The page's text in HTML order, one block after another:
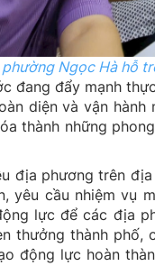
Ngọc Hà hỗ
đang đẩy mạnh
diện và vận
thành những
địa phương trên
yêu cầu nhiệm vụ
lực để các địa
thưởng thành
động lực hoàn